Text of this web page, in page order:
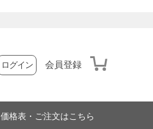
ログイン 会員登録
価格表・ご注文はこちら